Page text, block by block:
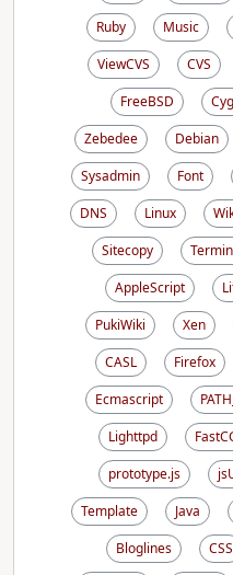
Ruby
Music
ViewCVS
CVS
FreeBSD
Zebedee
Debian
Sysadmin
Font
DNS
Linux
Sitecopy
AppleScript
PukiWiki
Xen
CASL
Firefox
Ecmascript
Lighttpd
prototype.js
Template
Java
Bloglines
CSS